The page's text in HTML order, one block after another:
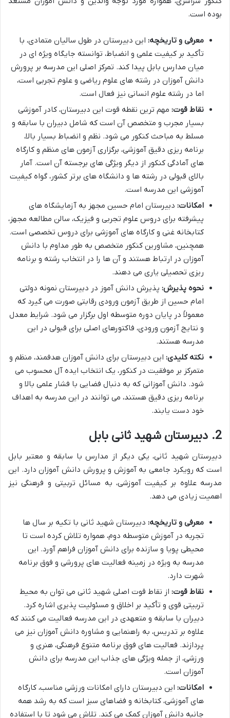
بوده است.
معرفی و تاریخچه: این دبیرستان در طول سالیان متمادی، با
تأکید بر کیفیت علمی و انضباط، توانسته جایگاه ویژه ای در
میان مدارس بابل پیدا کند. تمرکز اصلی این مدرسه بر پرورش
دانش آموزان در رشته های علوم ریاضی و علوم تجربی است،
اما در رشته علوم انسانی نیز فعال است.
نقاط قوت: مهم ترین نقطه قوت این دبیرستان، کادر آموزشی
بسیار مجرب و متخصص آن است که شامل دبیران با سابقه و
مسلط به مباحث کنکور می شود. نظم و انضباط بسیار بالا،
برنامه ریزی دقیق آموزشی، برگزاری آزمون های منظم و کارگاه
های آمادگی کنکور از دیگر ویژگی های برجسته آن است. آمار
بالای قبولی در رشته ها و دانشگاه های برتر کشور، گواه کیفیت
آموزشی این مدرسه است.
امکانات: دبیرستان امام حسین مجهز به آزمایشگاه های
پیشرفته برای دروس علوم تجربی و فیزیک، سالن مطالعه مجهز،
کتابخانه غنی و کارگاه های آموزشی برای دروس تخصصی است.
همچنین، مشاورین کنکور متخصص به طور مداوم با دانش
آموزان در ارتباط هستند و آن ها را در انتخاب رشته و برنامه
ریزی تحصیلی یاری می دهند.
نحوه پذیرش: پذیرش دانش آموز در دبیرستان نمونه دولتی
امام حسین از طریق آزمون ورودی رقابتی صورت می گیرد که
معمولاً در پایان دوره متوسطه اول برگزار می شود. شرایط معدل
و نتایج آزمون ورودی، فاکتورهای اصلی برای قبولی در این
مدرسه هستند.
نکته کلیدی: این دبیرستان برای دانش آموزان هدفمند، منظم و
متمرکز بر موفقیت در کنکور، یک انتخاب ایده آل محسوب می
شود. دانش آموزانی که به دنبال فضایی با فشار علمی بالا و
برنامه ریزی دقیق هستند، می توانند در این مدرسه به اهداف
خود دست یابند.
2. دبیرستان شهید ثانی بابل
دبیرستان شهید ثانی، یکی دیگر از مدارس با سابقه و معتبر بابل
است که رویکرد جامعی به آموزش و پرورش دانش آموزان دارد. این
مدرسه علاوه بر کیفیت آموزشی، به مسائل تربیتی و فرهنگی نیز
اهمیت زیادی می دهد.
معرفی و تاریخچه: دبیرستان شهید ثانی با تکیه بر سال ها
تجربه در آموزش متوسطه دوم، همواره تلاش کرده است تا
محیطی پویا و سازنده برای دانش آموزان فراهم آورد. این
مدرسه به ویژه در زمینه فعالیت های پرورشی و فوق برنامه
شهرت دارد.
نقاط قوت: از نقاط قوت اصلی شهید ثانی می توان به محیط
تربیتی قوی و تأکید بر اخلاق و مسئولیت پذیری اشاره کرد.
دبیران با سابقه و متعهدی در این مدرسه فعالیت می کنند که
علاوه بر تدریس، به راهنمایی و مشاوره دانش آموزان نیز می
پردازند. فعالیت های فوق برنامه متنوع فرهنگی، هنری و
ورزشی، از جمله ویژگی های جذاب این مدرسه برای دانش
آموزان است.
امکانات: این دبیرستان دارای امکانات ورزشی مناسب، کارگاه
های آموزشی، کتابخانه و فضاهای سبز است که به رشد همه
جانبه دانش آموزان کمک می کند. تلاش می شود تا با استفاده